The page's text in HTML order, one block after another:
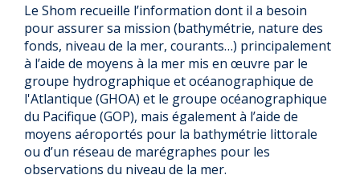
Le Shom recueille l’information dont il a besoin
pour assurer sa mission (bathymétrie, nature des
fonds, niveau de la mer, courants…) principalement
à l’aide de moyens à la mer mis en œuvre par le
groupe hydrographique et océanographique de
l'Atlantique (GHOA) et le groupe océanographique
du Pacifique (GOP), mais également à l’aide de
moyens aéroportés pour la bathymétrie littorale
ou d’un réseau de marégraphes pour les
observations du niveau de la mer.